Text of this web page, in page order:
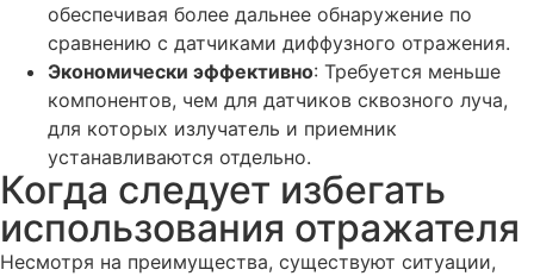
обеспечивая более дальнее обнаружение по
сравнению с датчиками диффузного отражения.
Экономически эффективно: Требуется меньше
компонентов, чем для датчиков сквозного луча,
для которых излучатель и приемник
устанавливаются отдельно.
Когда следует избегать
использования отражателя
Несмотря на преимущества, существуют ситуации,